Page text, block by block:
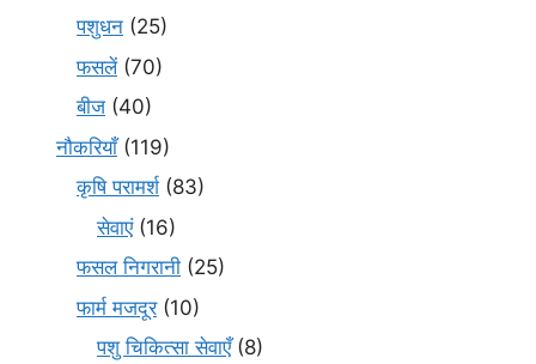
पशुधन (25)
फसलें(70)
बीज (40)
नौकरियाँ(119)
कृषि परामर्श(83)
सेवाएं(16)
फसल निगरानी (25)
फार्म मजदूर(10)
पशु चिकित्सा सेवाएँ(8)